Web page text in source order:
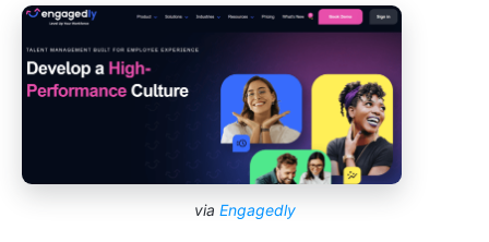
via Engagedly